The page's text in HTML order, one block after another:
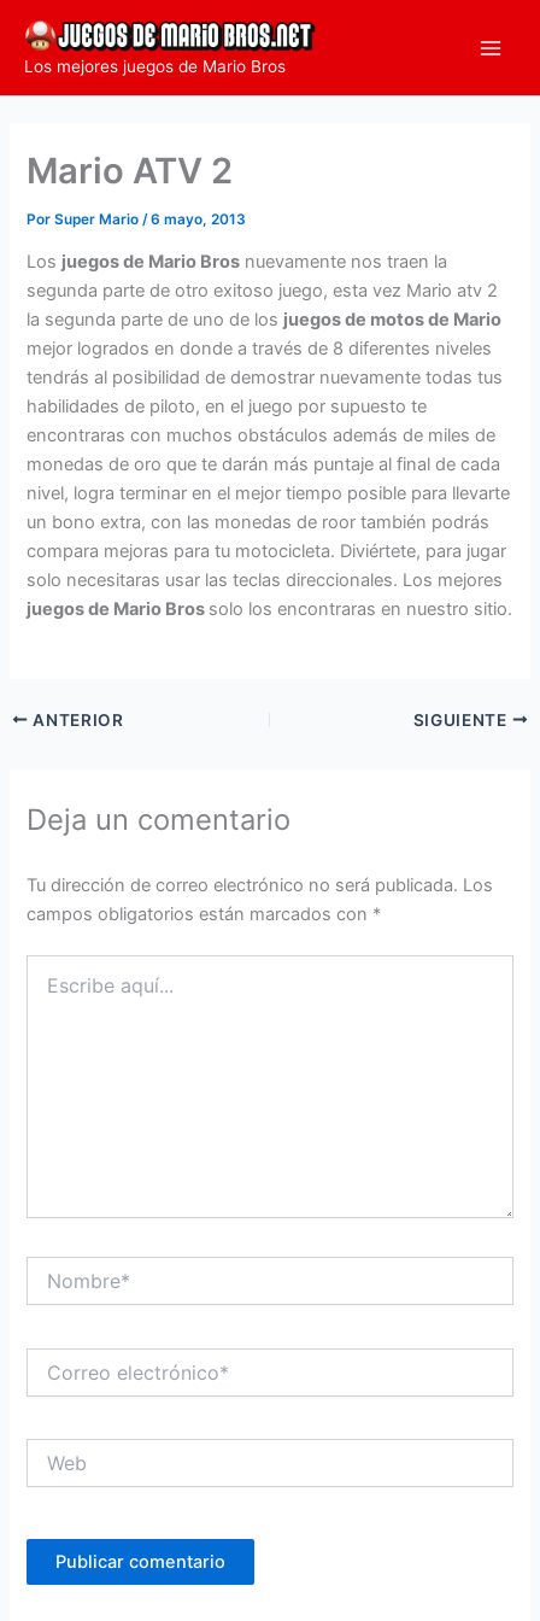
contenido
Los mejores juegos de Mario Bros
Mario ATV 2
PorSuper Mario/6 mayo, 2013
Los juegos de Mario Bros nuevamente nos traen la
segunda parte de otro exitoso juego, esta vez Mario atv 2
la segunda parte de uno de los juegos de motos de Mario
mejor logrados en donde a través de 8 diferentes niveles
tendrás al posibilidad de demostrar nuevamente todas tus
habilidades de piloto, en el juego por supuesto te
encontraras con muchos obstáculos además de miles de
monedas de oro que te darán más puntaje al final de cada
nivel, logra terminar en el mejor tiempo posible para llevarte
un bono extra, con las monedas de roor también podrás
compara mejoras para tu motocicleta. Diviértete, para jugar
solo necesitaras usar las teclas direccionales. Los mejores
juegos de Mario Bros solo los encontraras en nuestro sitio.
ANTERIOR SIGUIENTE
Deja un comentario
Tu dirección de correo electrónico no será publicada. Los
campos obligatorios están marcados con *
aquí...
electrónico*